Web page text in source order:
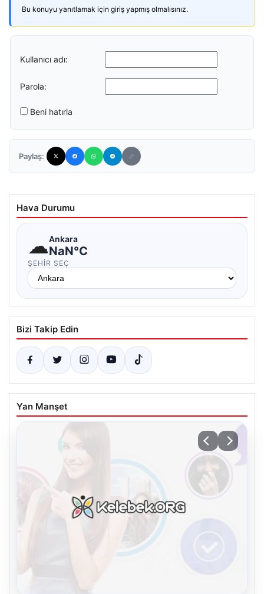
Bu konuyu yanıtlamak için giriş yapmış olmalısınız.
Kullanıcı adı:
Parola:
Beni hatırla
Paylaş:
Hava Durumu
☁Ankara
NaN°C
ŞEHIR SEÇ
Bizi Takip Edin
Yan Manşet